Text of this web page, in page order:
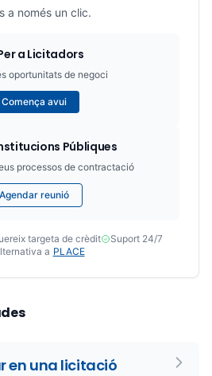
a només un clic.
a Licitadors
oportunitats de negoci
Comença avui
Públiques
processos de contractació
Agendar reunió
targeta de crèdit
Suport 24/7
a PLACE
en una licitació